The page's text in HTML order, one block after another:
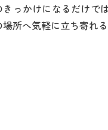
きっかけになるだけで
場所へ気軽に立ち寄れ